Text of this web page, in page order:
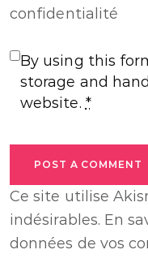
confidentialité
By using this
storage and
website. *
POST A COMMENT
Ce site utilise
indésirables. En
données de vos